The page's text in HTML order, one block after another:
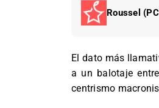
Roussel
El dato más
a un balotaje
centrismo